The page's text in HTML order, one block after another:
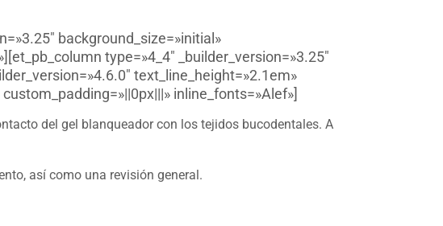
background_size=»initial»
type=»4_4″ _builder_version=»3.25″
text_line_height=»2.1em»
inline_fonts=»Alef»]
del gel blanqueador con los tejidos bucodentales. A
así como una revisión general.